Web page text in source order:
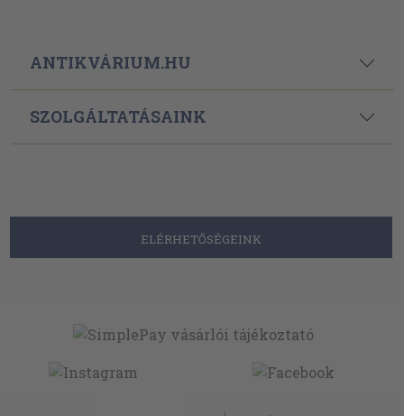
ANTIKVÁRIUM.HU
SZOLGÁLTATÁSAINK
ELÉRHETŐSÉGEINK